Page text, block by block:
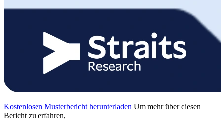
Kostenlosen Musterbericht herunterladen Um mehr über diesen
Bericht zu erfahren,